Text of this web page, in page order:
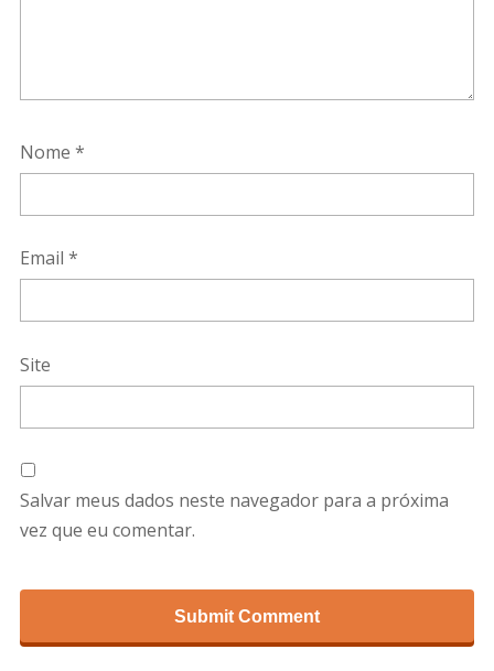
Nome *
Email *
Site
Salvar meus dados neste navegador para a próxima
vez que eu comentar.